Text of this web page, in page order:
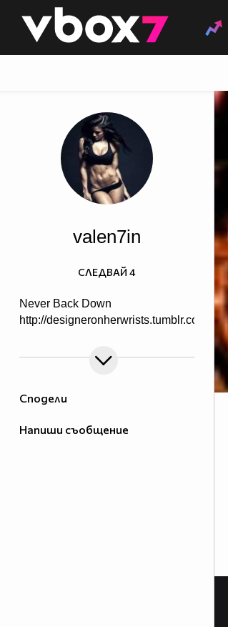
👾
Сподели
Напиши съобщение
valen7in
Never Back Down
http://designeronherwrists.tumblr.com/
СЛЕДВАЙ 4